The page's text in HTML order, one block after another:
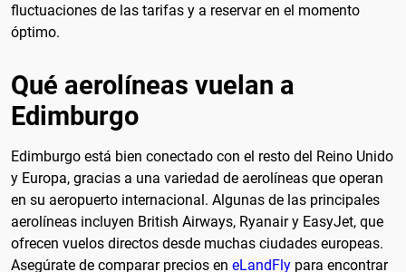
fluctuaciones de las tarifas y a reservar en el momento
óptimo.
Qué aerolíneas vuelan a
Edimburgo
Edimburgo está bien conectado con el resto del Reino Unido
y Europa, gracias a una variedad de aerolíneas que operan
en su aeropuerto internacional. Algunas de las principales
aerolíneas incluyen British Airways, Ryanair y EasyJet, que
ofrecen vuelos directos desde muchas ciudades europeas.
Asegúrate de comparar precios en eLandFly para encontrar